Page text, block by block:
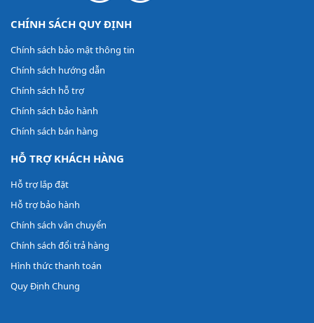
CHÍNH SÁCH QUY ĐỊNH
Chính sách bảo mật thông tin
Chính sách hướng dẫn
Chính sách hỗ trợ
Chính sách bảo hành
Chính sách bán hàng
HỖ TRỢ KHÁCH HÀNG
Hỗ trợ lắp đặt
Hỗ trợ bảo hành
Chính sách vân chuyển
Chính sách đổi trả hàng
Hình thức thanh toán
Quy Định Chung